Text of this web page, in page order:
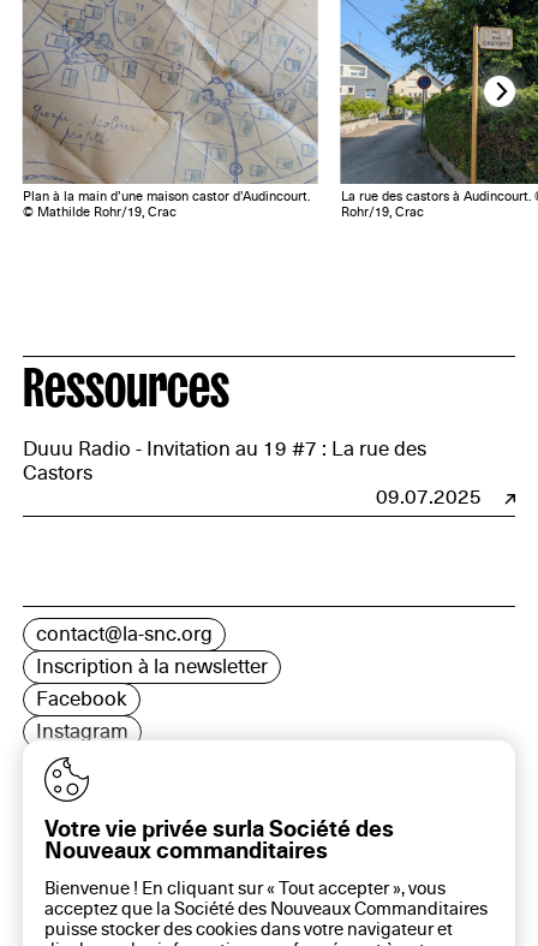
Plan à la main d’une maison castor d’Audincourt.
© Mathilde Rohr/19, Crac
La rue des castors à
Rohr/19, Crac
Ressources
Duuu Radio - Invitation au 19 #7 : La rue des
Castors
09.07.2025
contact@la-snc.org
Inscription à la newsletter
Facebook
Instagram
LinkedIn
16 rue Rambuteau, 75003 Paris
Plan du site
Aide sur ce site
Votre vie privée surla Société des
Nouveaux commanditaires
Bienvenue ! En cliquant sur « Tout accepter », vous
acceptez que la Société des Nouveaux Commanditaires
puisse stocker des cookies dans votre navigateur et